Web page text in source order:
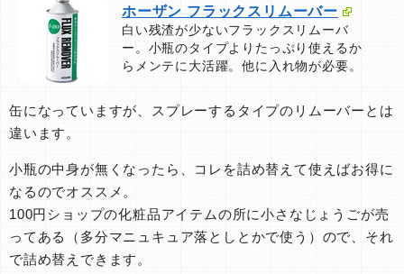
ホーザン フラックスリムーバー
白い残渣が少ないフラックスリムーバ
ー。小瓶のタイプよりたっぷり使えるか
らメンテに大活躍。他に入れ物が必要。
缶になっていますが、スプレーするタイプのリムーバーとは
違います。
小瓶の中身が無くなったら、コレを詰め替えて使えばお得に
なるのでオススメ。
100円ショップの化粧品アイテムの所に小さなじょうごが売
ってある（多分マニュキュア落としとかで使う）ので、それ
で詰め替えできます。